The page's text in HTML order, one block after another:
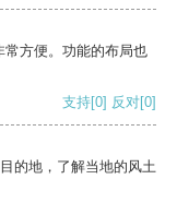
方便。功能的布局也
支持[0] 反对[0]
的地，了解当地的风土